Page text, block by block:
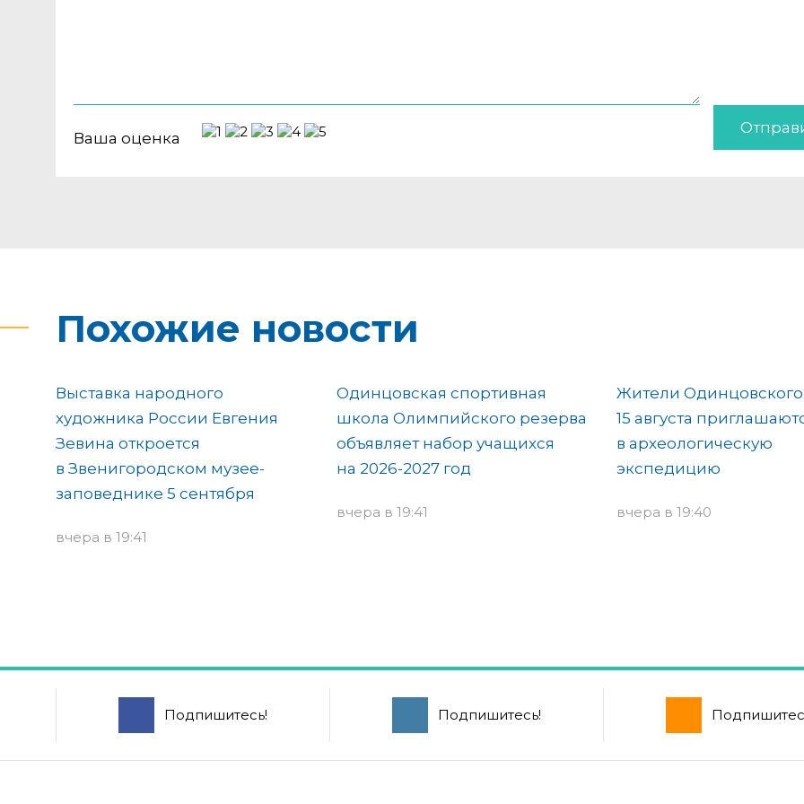
Ваша оценка
Похожие новости
Выставка народного
художника России Евгения
Зевина откроется
в Звенигородском музее-
заповеднике 5 сентября
вчера в 19:41
Одинцовская спортивная
школа Олимпийского резерва
объявляет набор учащихся
на 2026-2027 год
вчера в 19:41
Жители Одинцовского
15 августа
в археологическую
экспедицию
вчера в 19:40
Подпишитесь! Подпишитесь!